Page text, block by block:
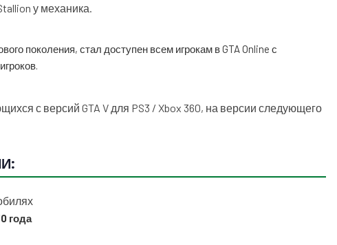
у механика.
поколения, стал доступен всем игрокам в GTA Online с
с версий GTA V для PS3 / Xbox 360, на версии следующего
года